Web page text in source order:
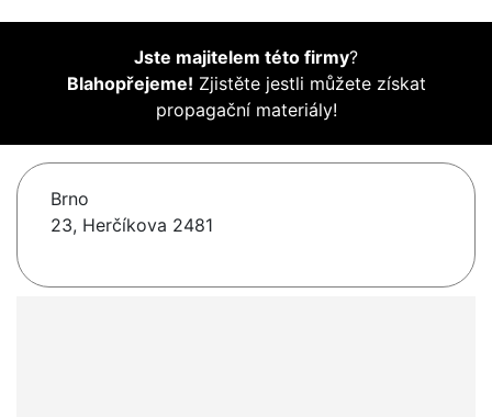
Jste majitelem této firmy?
Blahopřejeme! Zjistěte jestli můžete získat
propagační materiály!
Brno
23, Herčíkova 2481